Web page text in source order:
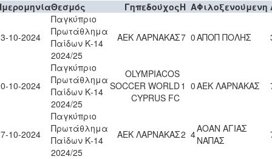
Θεσμός ΓηπεδούχοςH AΦιλοξενούμενη
10-2024
Παγκύπριο
Πρωτάθλημα
Παίδων Κ-14
2024/25
ΑΕΚ ΛΑΡΝΑΚΑΣ7 0ΑΠΟΠ ΠΟΛΗΣ
10-2024
Παγκύπριο
Πρωτάθλημα
Παίδων Κ-14
2024/25
OLYMPIACOS
SOCCER WORLD
CYPRUS FC
1 0ΑΕΚ ΛΑΡΝΑΚΑΣ
10-2024
Παγκύπριο
Πρωτάθλημα
Παίδων Κ-14
2024/25
ΑΕΚ ΛΑΡΝΑΚΑΣ2 4ΑΟΑΝ ΑΓΙΑΣ
ΝΑΠΑΣ